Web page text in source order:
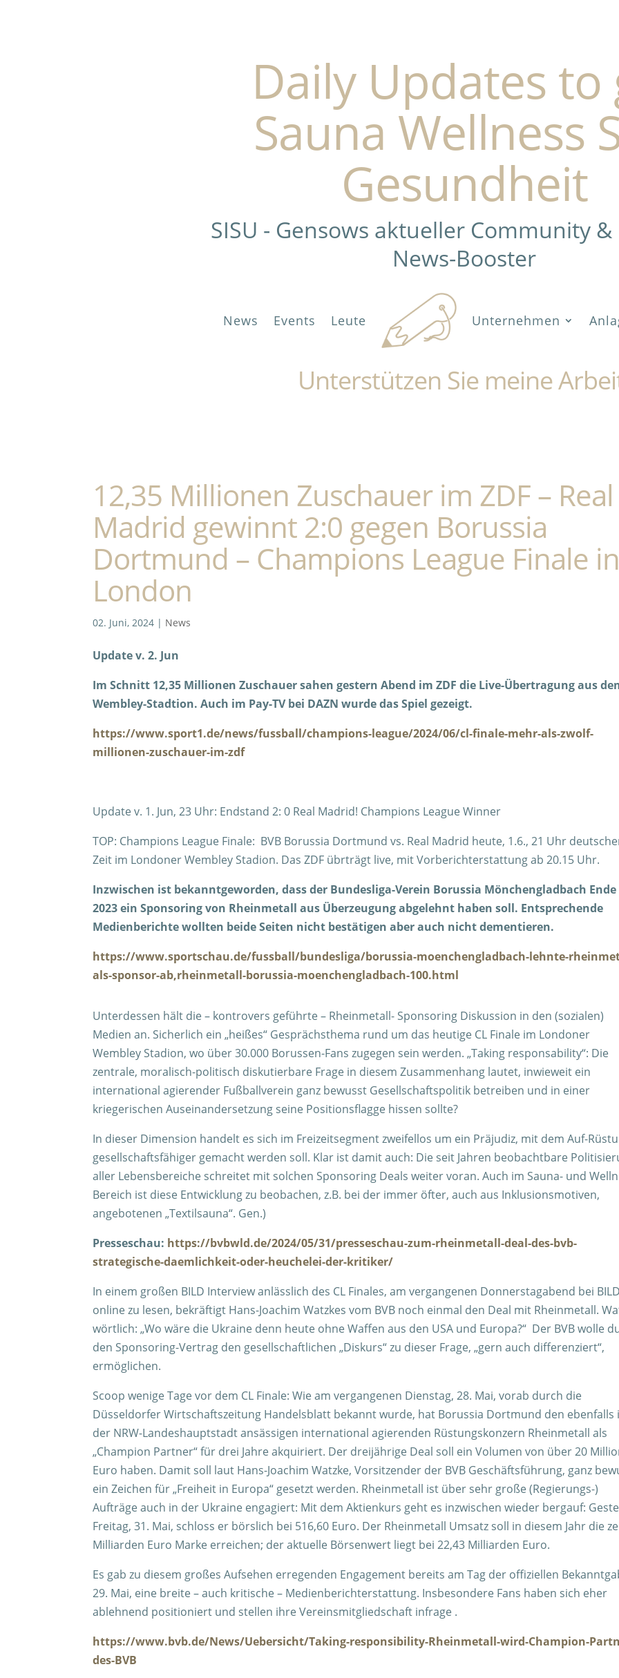
Daily Updates to
Sauna Wellness
Gesundheit
SISU - Gensows aktueller Community
News-Booster
News Events Leute Unternehmen
Unterstützen Sie meine
12,35 Millionen Zuschauer im ZDF – Real
Madrid gewinnt 2:0 gegen Borussia
Dortmund – Champions League Finale
London
02. Juni, 2024 | News
Update v. 2. Jun
Im Schnitt 12,35 Millionen Zuschauer sahen gestern Abend im ZDF die Live-Übertragung aus
Wembley-Stadtion. Auch im Pay-TV bei DAZN wurde das Spiel gezeigt.
https://www.sport1.de/news/fussball/champions-league/2024/06/cl-finale-mehr-als-zwolf-
millionen-zuschauer-im-zdf
Update v. 1. Jun, 23 Uhr: Endstand 2: 0 Real Madrid! Champions League Winner
TOP: Champions League Finale: BVB Borussia Dortmund vs. Real Madrid heute, 1.6., 21 Uhr
Zeit im Londoner Wembley Stadion. Das ZDF übrträgt live, mit Vorberichterstattung ab 20.15 Uhr.
Inzwischen ist bekanntgeworden, dass der Bundesliga-Verein Borussia Mönchengladbach Ende
2023 ein Sponsoring von Rheinmetall aus Überzeugung abgelehnt haben soll. Entsprechende
Medienberichte wollten beide Seiten nicht bestätigen aber auch nicht dementieren.
https://www.sportschau.de/fussball/bundesliga/borussia-moenchengladbach-lehnte-
als-sponsor-ab,rheinmetall-borussia-moenchengladbach-100.html
Unterdessen hält die – kontrovers geführte – Rheinmetall- Sponsoring Diskussion in den (sozialen)
Medien an. Sicherlich ein „heißes“ Gesprächsthema rund um das heutige CL Finale im Londoner
Wembley Stadion, wo über 30.000 Borussen-Fans zugegen sein werden. „Taking responsability“: Die
zentrale, moralisch-politisch diskutierbare Frage in diesem Zusammenhang lautet, inwieweit ein
international agierender Fußballverein ganz bewusst Gesellschaftspolitik betreiben und in einer
kriegerischen Auseinandersetzung seine Positionsflagge hissen sollte?
In dieser Dimension handelt es sich im Freizeitsegment zweifellos um ein Präjudiz, mit dem Auf-
gesellschaftsfähiger gemacht werden soll. Klar ist damit auch: Die seit Jahren beobachtbare
aller Lebensbereiche schreitet mit solchen Sponsoring Deals weiter voran. Auch im Sauna- und
Bereich ist diese Entwicklung zu beobachen, z.B. bei der immer öfter, auch aus Inklusionsmotiven,
angebotenen „Textilsauna“. Gen.)
Presseschau: https://bvbwld.de/2024/05/31/presseschau-zum-rheinmetall-deal-des-bvb-
strategische-daemlichkeit-oder-heuchelei-der-kritiker/
In einem großen BILD Interview anlässlich des CL Finales, am vergangenen Donnerstagabend bei
online zu lesen, bekräftigt Hans-Joachim Watzkes vom BVB noch einmal den Deal mit Rheinmetall.
wörtlich: „Wo wäre die Ukraine denn heute ohne Waffen aus den USA und Europa?“ Der BVB wolle
den Sponsoring-Vertrag den gesellschaftlichen „Diskurs“ zu dieser Frage, „gern auch differenziert“,
ermöglichen.
Scoop wenige Tage vor dem CL Finale: Wie am vergangenen Dienstag, 28. Mai, vorab durch die
Düsseldorfer Wirtschaftszeitung Handelsblatt bekannt wurde, hat Borussia Dortmund den ebenfalls
der NRW-Landeshauptstadt ansässigen international agierenden Rüstungskonzern Rheinmetall als
„Champion Partner“ für drei Jahre akquiriert. Der dreijährige Deal soll ein Volumen von über 20
Euro haben. Damit soll laut Hans-Joachim Watzke, Vorsitzender der BVB Geschäftsführung, ganz
ein Zeichen für „Freiheit in Europa“ gesetzt werden. Rheinmetall ist über sehr große (Regierungs-)
Aufträge auch in der Ukraine engagiert: Mit dem Aktienkurs geht es inzwischen wieder bergauf:
Freitag, 31. Mai, schloss er börslich bei 516,60 Euro. Der Rheinmetall Umsatz soll in diesem Jahr die
Milliarden Euro Marke erreichen; der aktuelle Börsenwert liegt bei 22,43 Milliarden Euro.
Es gab zu diesem großes Aufsehen erregenden Engagement bereits am Tag der offiziellen
29. Mai, eine breite – auch kritische – Medienberichterstattung. Insbesondere Fans haben sich eher
ablehnend positioniert und stellen ihre Vereinsmitgliedschaft infrage .
https://www.bvb.de/News/Uebersicht/Taking-responsibility-Rheinmetall-wird-Champion-
des-BVB